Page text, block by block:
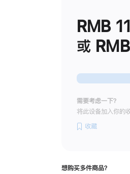
RMB
或
需要考虑一下？
将此设备加入你的
收藏
想购买多件商品？